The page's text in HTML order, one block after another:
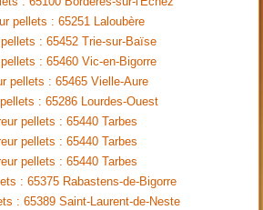
pellets : 65251 Laloubère
pellets : 65452 Trie-sur-Baïse
: 65460 Vic-en-Bigorre
pellets : 65465 Vielle-Aure
: 65286 Lourdes-Ouest
pellets : 65440 Tarbes
pellets : 65440 Tarbes
pellets : 65440 Tarbes
: 65375 Rabastens-de-Bigorre
: 65389 Saint-Laurent-de-Neste